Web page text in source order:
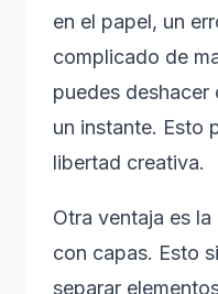
en el papel, un
complicado de
puedes deshacer
un instante. Esto
libertad creativa.
Otra ventaja es
con capas. Esto
separar